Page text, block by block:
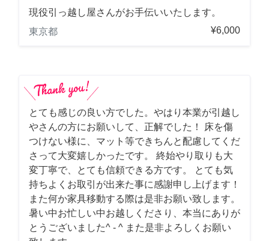
現役引っ越し屋さんがお手伝いいたします。
東京都
¥6,000
とても感じの良い方でした。やはり本業が引越し
やさんの方にお願いして、正解でした！ 床を傷
つけない様に、マット等できちんと配慮してくだ
さって大変嬉しかったです。 終始やり取りも大
変丁寧で、とても信頼できる方です。 とても気
持ちよくお取引が出来た事に感謝申し上げます！
また何か家具移動する際は是非お願い致します。
暑い中お忙しい中お越しくださり、本当にありが
とうございました^ - ^ また是非よろしくお願い